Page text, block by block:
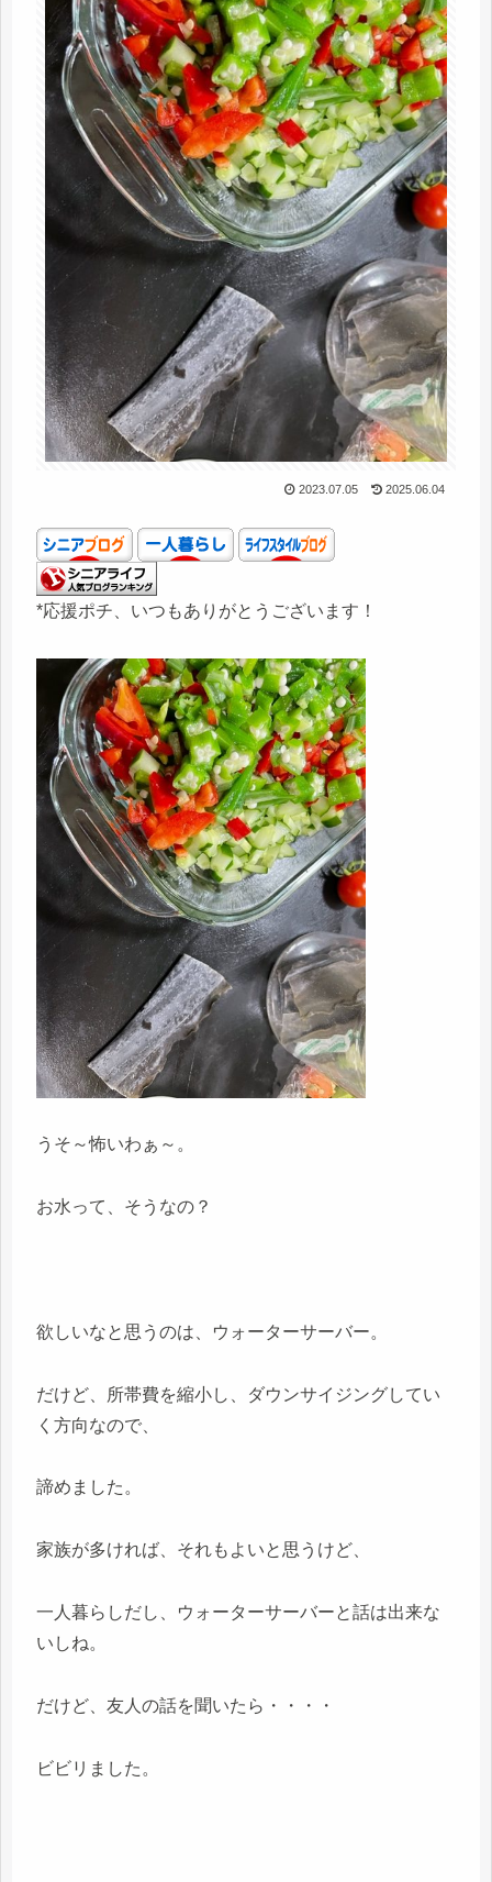
2023.07.05 2025.06.04
*応援ポチ、いつもありがとうございます！
うそ～怖いわぁ～。
お水って、そうなの？
欲しいなと思うのは、ウォーターサーバー。
だけど、所帯費を縮小し、ダウンサイジングしてい
く方向なので、
諦めました。
家族が多ければ、それもよいと思うけど、
一人暮らしだし、ウォーターサーバーと話は出来な
いしね。
だけど、友人の話を聞いたら・・・・
ビビリました。